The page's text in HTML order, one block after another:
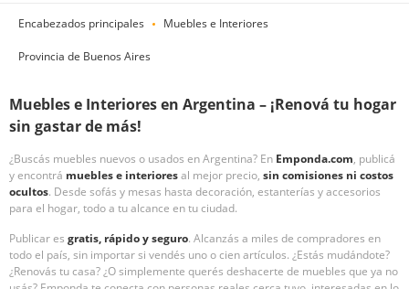
Encabezados principales Muebles e Interiores
Provincia de Buenos Aires
Muebles e Interiores en Argentina – ¡Renová tu hogar
sin gastar de más!
¿Buscás muebles nuevos o usados en Argentina? En Emponda.com, publicá
y encontrá muebles e interioresal mejor precio, sin comisiones ni costos
ocultos. Desde sofás y mesas hasta decoración, estanterías y accesorios
para el hogar, todo a tu alcance en tu ciudad.
Publicar es gratis, rápido y seguro. Alcanzás a miles de compradores en
todo el país, sin importar si vendés uno o cien artículos. ¿Estás mudándote?
¿Renovás tu casa? ¿O simplemente querés deshacerte de muebles que ya no